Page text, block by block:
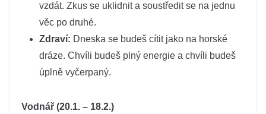
vzdát. Zkus se uklidnit a soustředit se na jednu
věc po druhé.
Zdraví: Dneska se budeš cítit jako na horské
dráze. Chvíli budeš plný energie a chvíli budeš
úplně vyčerpaný.
Vodnář (20.1. – 18.2.)